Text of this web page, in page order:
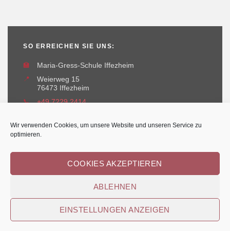
Wir verwenden Cookies, um unsere Website und unseren Service zu
optimieren.
COOKIES AKZEPTIEREN
ABLEHNEN
EINSTELLUNGEN ANZEIGEN
SO ERREICHEN SIE UNS:
🏫
Maria-Gress-Schule Iffezheim
📍
Weierweg 15
76473 Iffezheim
📞
+49 7229 2414
© Maria-Gress-Schule Iffezheim